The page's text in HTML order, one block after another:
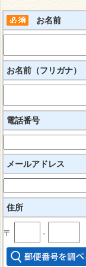
お名前
お名前（フリガナ）
電話番号
メールアドレス
住所
〒 ‐